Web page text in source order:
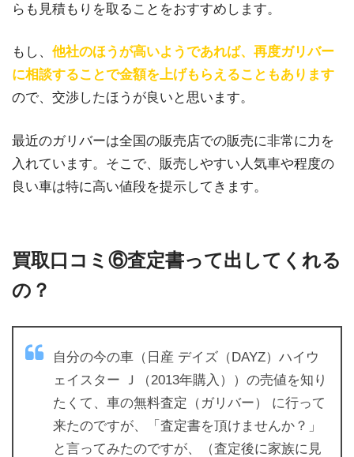
らも見積もりを取ることをおすすめします。
もし、 他社のほうが高いようであれば、再度ガリバー
に相談することで金額を上げもらえることもあります
ので、交渉したほうが良いと思います。
最近のガリバーは全国の販売店での販売に非常に力を
入れています。そこで、販売しやすい人気車や程度の
良い車は特に高い値段を提示してきます。
買取口コミ⑥査定書って出してくれる
の？
自分の今の車（日産 デイズ（DAYZ）ハイウ
ェイスター Ｊ（2013年購入））の売値を知り
たくて、車の無料査定（ガリバー） に行って
来たのですが、「査定書を頂けませんか？」
と言ってみたのですが、（査定後に家族に見